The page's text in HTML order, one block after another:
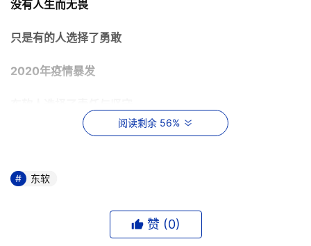
没有人生而无畏
只是有的人选择了勇敢
2020年疫情暴发
2021年春节临近
仍会有千余名东软人守护在抗疫一线
“我觉得自己只是万千成员中小小的螺丝钉，能做好现在的
阅读剩余 56%
东软
赞 (0)